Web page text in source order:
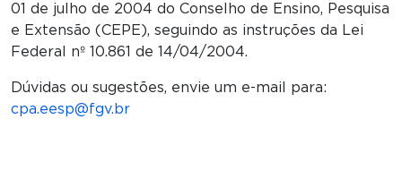
01 de julho de 2004 do Conselho de Ensino, Pesquisa
e Extensão (CEPE), seguindo as instruções da Lei
Federal nº 10.861 de 14/04/2004.
Dúvidas ou sugestões, envie um e-mail para:
cpa.eesp@fgv.br